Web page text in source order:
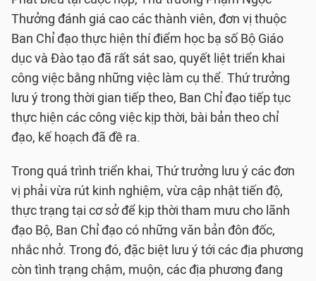
Thưởng đánh giá cao các thành viên, đơn vị thuộc
Ban Chỉ đạo thực hiện thí điểm học bạ số Bộ Giáo
dục và Đào tạo đã rất sát sao, quyết liệt triển khai
công việc bằng những việc làm cụ thể. Thứ trưởng
lưu ý trong thời gian tiếp theo, Ban Chỉ đạo tiếp tục
thực hiện các công việc kịp thời, bài bản theo chỉ
đạo, kế hoạch đã đề ra.
Trong quá trình triển khai, Thứ trưởng lưu ý các đơn
vị phải vừa rút kinh nghiệm, vừa cập nhật tiến độ,
thực trạng tại cơ sở để kịp thời tham mưu cho lãnh
đạo Bộ, Ban Chỉ đạo có những văn bản đôn đốc,
nhắc nhở. Trong đó, đặc biệt lưu ý tới các địa phương
còn tình trạng chậm, muộn, các địa phương đang